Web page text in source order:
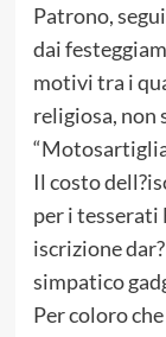
Patrono,
dai
motivi tra i
religiosa, non
Il costo
per i tesserati
iscrizione
simpatico
Per coloro